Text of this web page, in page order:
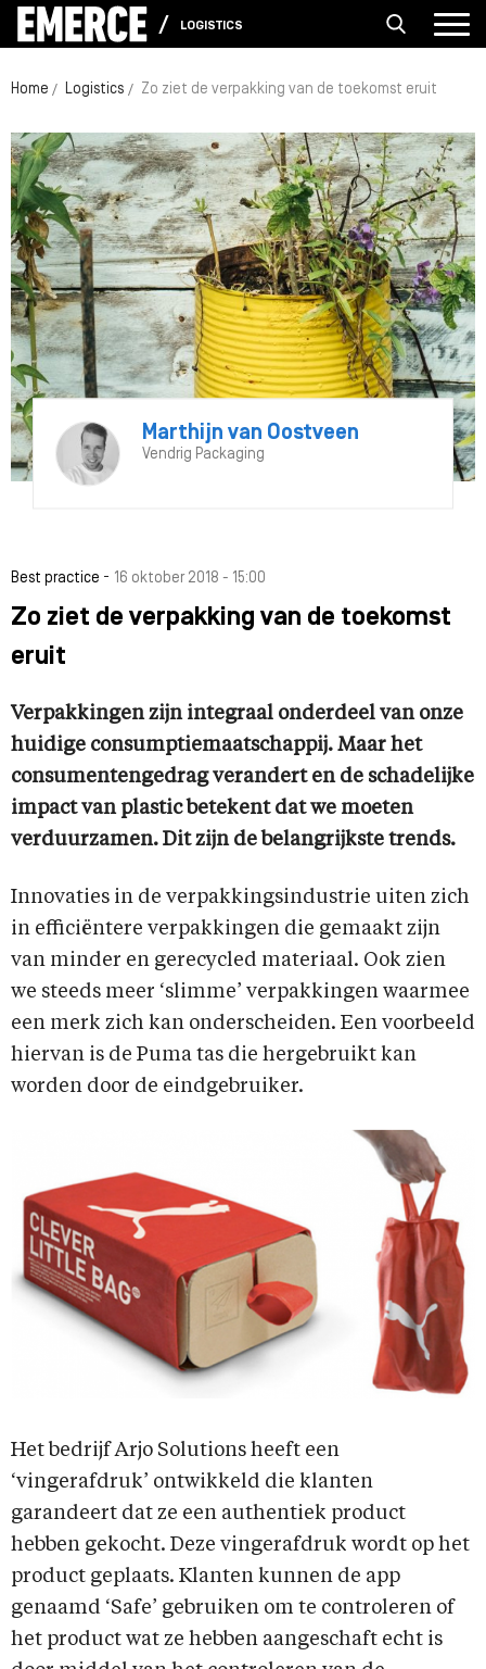
LOGISTICS
Home Logistics Zo ziet de verpakking van de toekomst eruit
Marthijn van Oostveen
Vendrig Packaging
Best practice - 16 oktober 2018 - 15:00
Zo ziet de verpakking van de toekomst
eruit
Verpakkingen zijn integraal onderdeel van onze
huidige consumptiemaatschappij. Maar het
consumentengedrag verandert en de schadelijke
impact van plastic betekent dat we moeten
verduurzamen. Dit zijn de belangrijkste trends.
Innovaties in de verpakkingsindustrie uiten zich
in efficiëntere verpakkingen die gemaakt zijn
van minder en gerecycled materiaal. Ook zien
we steeds meer ‘slimme’ verpakkingen waarmee
een merk zich kan onderscheiden. Een voorbeeld
hiervan is de Puma tas die hergebruikt kan
worden door de eindgebruiker.
Het bedrijf Arjo Solutions heeft een
‘vingerafdruk’ ontwikkeld die klanten
garandeert dat ze een authentiek product
hebben gekocht. Deze vingerafdruk wordt op het
product geplaats. Klanten kunnen de app
genaamd ‘Safe’ gebruiken om te controleren of
het product wat ze hebben aangeschaft echt is